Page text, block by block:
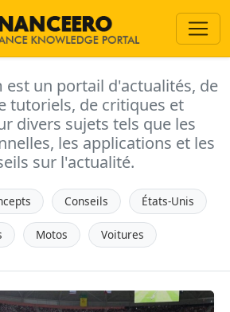
est un portail d'actualités, de
tutoriels, de critiques et
divers sujets tels que les
les applications et les
sur l'actualité.
Conseils États-Unis
Motos Voitures